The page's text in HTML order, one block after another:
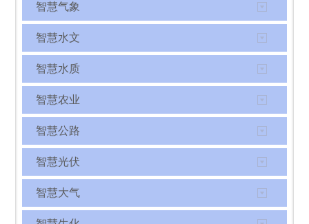
智慧气象
智慧水文
智慧水质
智慧农业
智慧公路
智慧光伏
智慧大气